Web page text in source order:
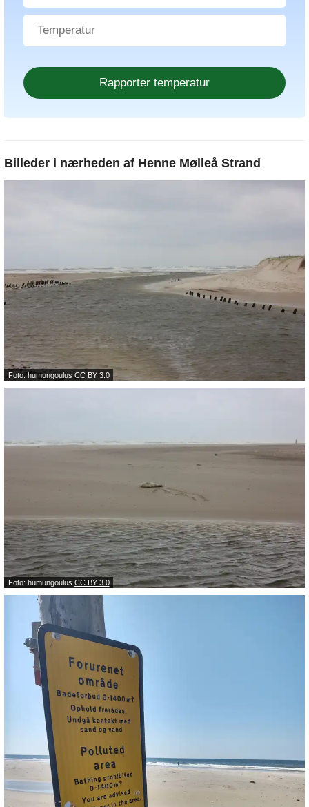
Billeder i nærheden af Henne Mølleå Strand
Foto: humungoulus CC BY 3.0
Foto: humungoulus CC BY 3.0